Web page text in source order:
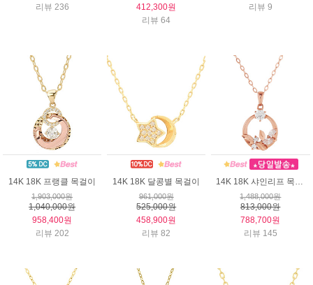
리뷰 236
412,300원
리뷰 64
리뷰 9
14K 18K 프랭클 목걸이
1,903,000원
1,040,000원
958,400원
리뷰 202
14K 18K 달콩별 목걸이
961,000원
525,000원
458,900원
리뷰 82
1,488,000원
813,000원
788,700원
리뷰 145